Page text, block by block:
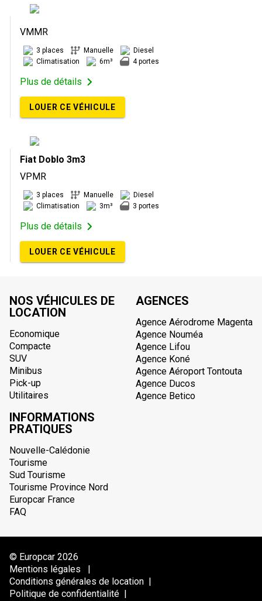
VMMR
3 places Manuelle
Diesel
Climatisation
6m³ 4 portes
Plus de détails
LOUER CE VÉHICULE
Fiat Doblo 3m3
VPMR
3 places Manuelle
Diesel
Climatisation
3m³ 3 portes
Plus de détails
LOUER CE VÉHICULE
NOS VÉHICULES DE
LOCATION
Economique
Compacte
SUV
Minibus
Pick-up
Utilitaires
AGENCES
Agence Aérodrome Magenta
Agence Nouméa
Agence Lifou
Agence Koné
Agence Aéroport Tontouta
Agence Ducos
Agence Betico
INFORMATIONS
PRATIQUES
Nouvelle-Calédonie
Tourisme
Sud Tourisme
Tourisme Province Nord
Europcar France
FAQ
© Europcar 2026
Mentions légales
|
Conditions générales de location |
Politique de confidentialité |